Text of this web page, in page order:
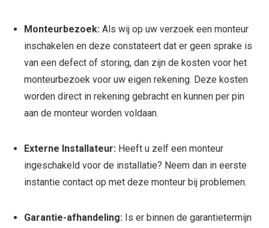
Monteurbezoek: Als wij op uw verzoek een monteur
inschakelen en deze constateert dat er geen sprake is
van een defect of storing, dan zijn de kosten voor het
monteurbezoek voor uw eigen rekening. Deze kosten
worden direct in rekening gebracht en kunnen per pin
aan de monteur worden voldaan.
Externe Installateur: Heeft u zelf een monteur
ingeschakeld voor de installatie? Neem dan in eerste
instantie contact op met deze monteur bij problemen.
Garantie-afhandeling: Is er binnen de garantietermijn